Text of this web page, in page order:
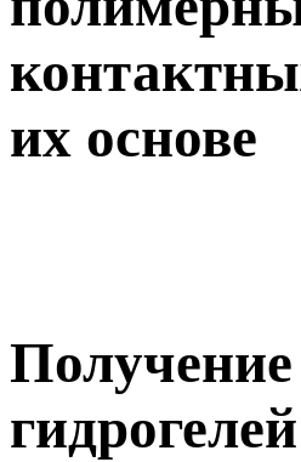
их основе
гидрогелей